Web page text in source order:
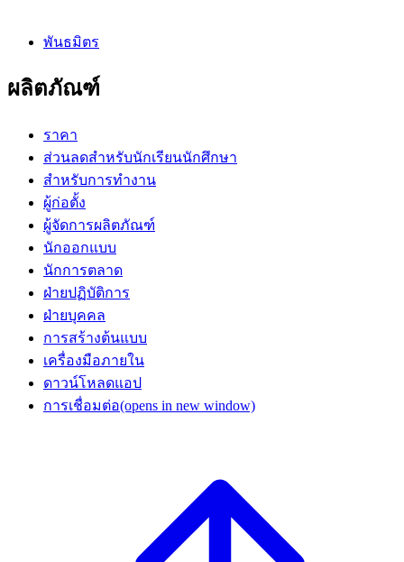
พันธมิตร
ผลิตภัณฑ์
ราคา
ส่วนลดสำหรับนักเรียนนักศึกษา
สำหรับการทำงาน
ผู้ก่อตั้ง
ผู้จัดการผลิตภัณฑ์
นักออกแบบ
นักการตลาด
ฝ่ายปฏิบัติการ
ฝ่ายบุคคล
การสร้างต้นแบบ
เครื่องมือภายใน
ดาวน์โหลดแอป
การเชื่อมต่อ(opens in new window)